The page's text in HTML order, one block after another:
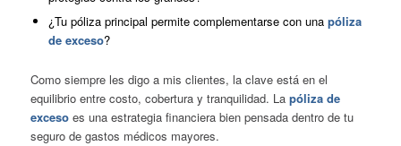
¿Tu póliza principal permite complementarse con una póliza
de exceso?
Como siempre les digo a mis clientes, la clave está en el
equilibrio entre costo, cobertura y tranquilidad. La póliza de
excesoes una estrategia financiera bien pensada dentro de tu
seguro de gastos médicos mayores.